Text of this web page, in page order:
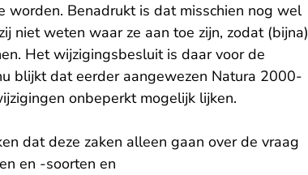
worden. Benadrukt is dat misschien nog wel
niet weten waar ze aan toe zijn, zodat (bijna)
Het wijzigingsbesluit is daar voor de
blijkt dat eerder aangewezen Natura 2000-
onbeperkt mogelijk lijken.
dat deze zaken alleen gaan over de vraag
en -soorten en